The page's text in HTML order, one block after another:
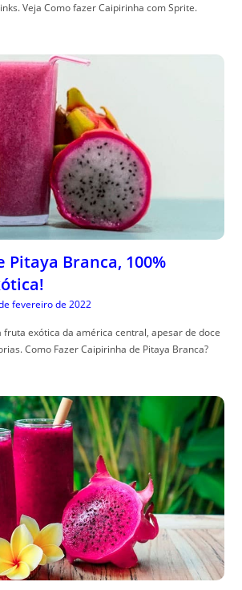
Veja Como fazer Caipirinha com Sprite.
Pitaya Branca, 100%
fevereiro de 2022
fruta exótica da américa central, apesar de doce
Como Fazer Caipirinha de Pitaya Branca?